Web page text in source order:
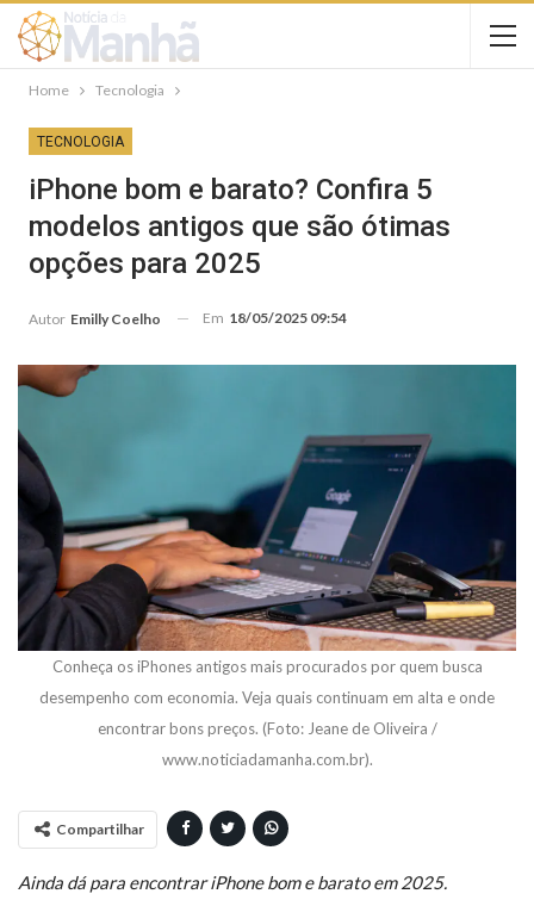
Home Tecnologia
TECNOLOGIA
iPhone bom e barato? Confira 5
modelos antigos que são ótimas
opções para 2025
Autor Emilly Coelho Em 18/05/2025 09:54
Conheça os iPhones antigos mais procurados por quem busca
desempenho com economia. Veja quais continuam em alta e onde
encontrar bons preços. (Foto: Jeane de Oliveira /
www.noticiadamanha.com.br).
Compartilhar
Ainda dá para encontrar iPhone bom e barato em 2025.